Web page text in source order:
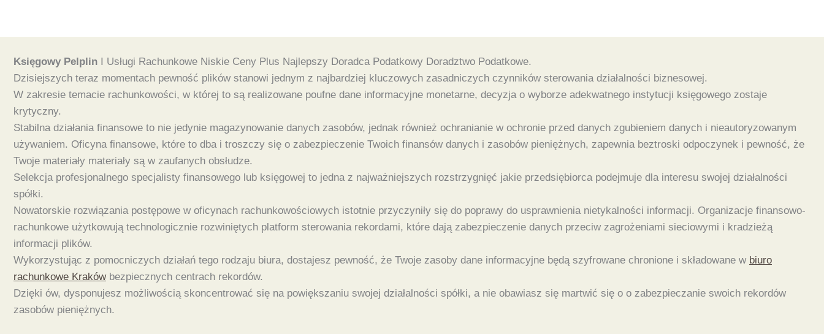
Księgowy Pelplin I Usługi Rachunkowe Niskie Ceny Plus Najlepszy Doradca Podatkowy Doradztwo Podatkowe.
Dzisiejszych teraz momentach pewność plików stanowi jednym z najbardziej kluczowych zasadniczych czynników sterowania działalności biznesowej.
W zakresie temacie rachunkowości, w której to są realizowane poufne dane informacyjne monetarne, decyzja o wyborze adekwatnego instytucji księgowego zostaje
krytyczny.
Stabilna działania finansowe to nie jedynie magazynowanie danych zasobów, jednak również ochranianie w ochronie przed danych zgubieniem danych i nieautoryzowanym
używaniem. Oficyna finansowe, które to dba i troszczy się o zabezpieczenie Twoich finansów danych i zasobów pieniężnych, zapewnia beztroski odpoczynek i pewność, że
Twoje materiały materiały są w zaufanych obsłudze.
Selekcja profesjonalnego specjalisty finansowego lub księgowej to jedna z najważniejszych rozstrzygnięć jakie przedsiębiorca podejmuje dla interesu swojej działalności
spółki.
Nowatorskie rozwiązania postępowe w oficynach rachunkowościowych istotnie przyczyniły się do poprawy do usprawnienia nietykalności informacji. Organizacje finansowo-
rachunkowe użytkowują technologicznie rozwiniętych platform sterowania rekordami, które dają zabezpieczenie danych przeciw zagrożeniami sieciowymi i kradzieżą
informacji plików.
Wykorzystując z pomocniczych działań tego rodzaju biura, dostajesz pewność, że Twoje zasoby dane informacyjne będą szyfrowane chronione i składowane w biuro
rachunkowe Krakówbezpiecznych centrach rekordów.
Dzięki ów, dysponujesz możliwością skoncentrować się na powiększaniu swojej działalności spółki, a nie obawiasz się martwić się o o zabezpieczanie swoich rekordów
zasobów pieniężnych.